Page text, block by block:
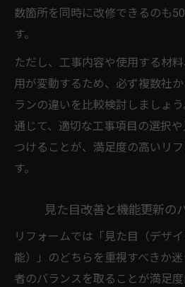
数箇所を同時に改修できるのも
す。
ただし、工事内容や使用する材
用が変動するため、必ず複数社
ランの違いを比較検討しましょ
通じて、適切な工事項目の選択
つけることが、満足度の高いリ
す。
見た目改善と機能更新の
リフォームでは「見た目（デザ
能）」のどちらを重視すべきか
者のバランスを取ることが満足度